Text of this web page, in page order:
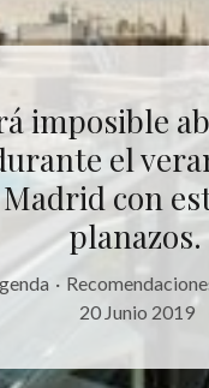
imposible
el
Madrid con
planazos.
·
20 Junio 2019